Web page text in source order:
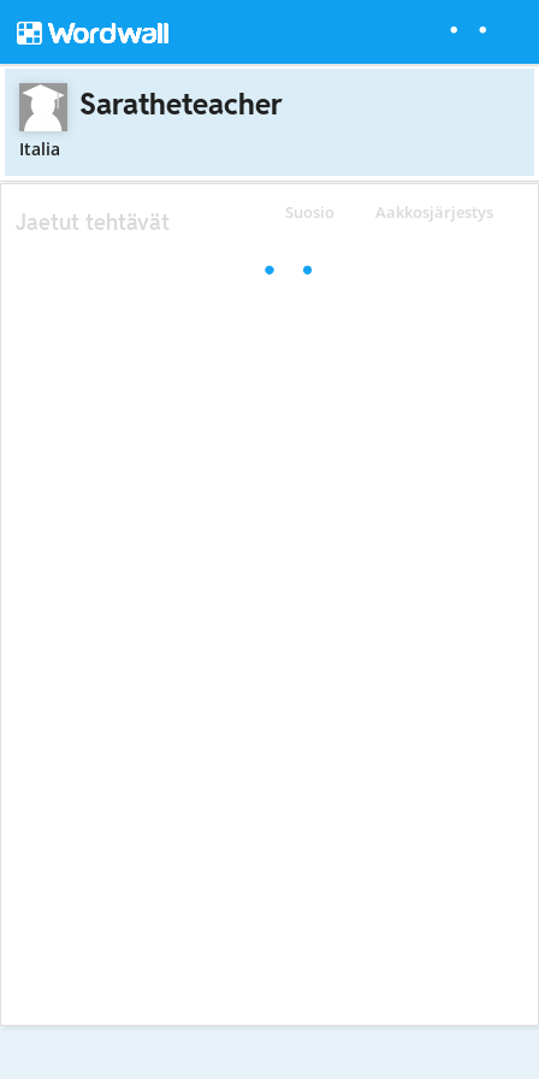
Saratheteacher
Italia
Suosio Aakkosjärjestys
Jaetut tehtävät